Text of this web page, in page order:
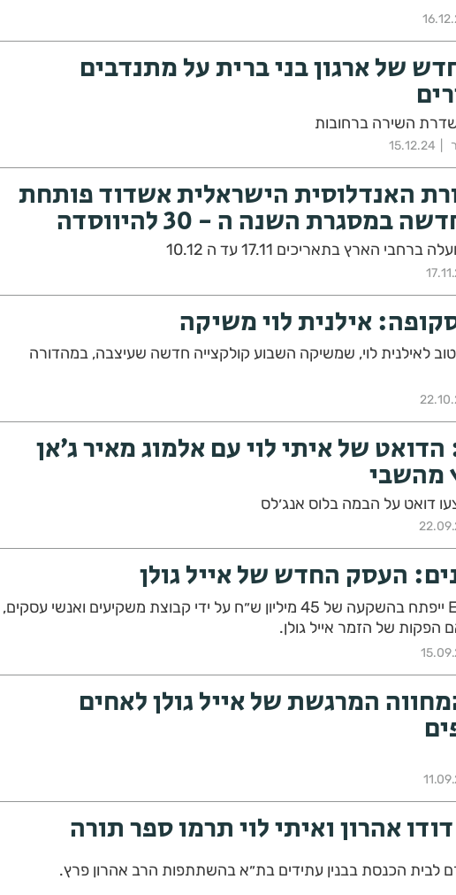
של ארגון בני ברית על מתנדבים
השירה ברחובות
15.12.24
האנדלוסית הישראלית אשדוד פותחת
במסגרת השנה ה - 30 להיווסדה
ברחבי הארץ בתאריכים 17.11 עד ה 10.12
אילנית לוי משיקה
טוב לאילנית לוי, שמשיקה השבוע קולקצייה חדשה שעיצבה, במהדורה
של איתי לוי עם אלמוג מאיר ג׳אן
מהשבי
דואט על הבמה בלוס אנג׳לס
העסק החדש של אייל גולן
Expo Eilat ייפתח בהשקעה של 45 מיליון ש״ח על ידי קבוצת משקיעים ואנשי עסקים,
הפקות של הזמר אייל גולן.
המרגשת של אייל גולן לאחים
אהרון ואיתי לוי תרמו ספר תורה
לבית הכנסת בבנין עתידים בת״א בהשתתפות הרב אהרון פרץ.